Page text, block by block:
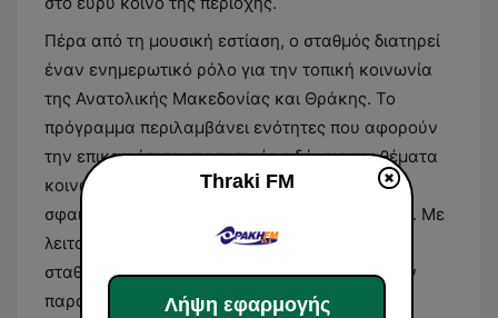
Πέρα από τη μουσική εστίαση, ο σταθμός διατηρεί
έναν ενημερωτικό ρόλο για την τοπική κοινωνία
της Ανατολικής Μακεδονίας και Θράκης. Το
πρόγραμμα περιλαμβάνει ενότητες που αφορούν
την επικαιρότητα, τις τοπικές ειδήσεις και θέματα
κοινωνικού ενδιαφέροντος, παρέχοντας μια
σφαιρική εικόνα για τα δρώμενα της περιοχής. Με
λειτουργία που χρονολογείται από το 1996, ο
σταθμός αποτελεί ένα μέσο που συνδυάζει την
παροχή πληροφοριών με την προβολή της
Thraki FM
Λήψη εφαρμογής